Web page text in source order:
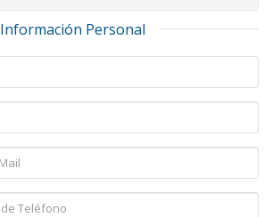
Información Personal